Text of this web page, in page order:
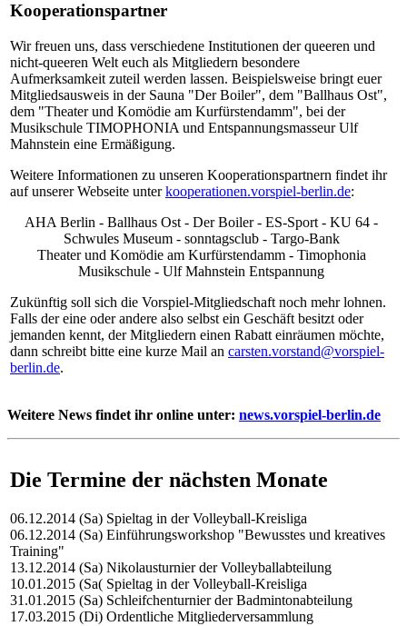
Kooperationspartner
Wir freuen uns, dass verschiedene Institutionen der queeren und
nicht-queeren Welt euch als Mitgliedern besondere
Aufmerksamkeit zuteil werden lassen. Beispielsweise bringt euer
Mitgliedsausweis in der Sauna "Der Boiler", dem "Ballhaus Ost",
dem "Theater und Komödie am Kurfürstendamm", bei der
Musikschule TIMOPHONIA und Entspannungsmasseur Ulf
Mahnstein eine Ermäßigung.
Weitere Informationen zu unseren Kooperationspartnern findet ihr
auf unserer Webseite unterkooperationen.vorspiel-berlin.de:
AHA Berlin - Ballhaus Ost - Der Boiler - ES-Sport - KU 64 -
Schwules Museum - sonntagsclub - Targo-Bank
Theater und Komödie am Kurfürstendamm - Timophonia
Musikschule - Ulf Mahnstein Entspannung
Zukünftig soll sich die Vorspiel-Mitgliedschaft noch mehr lohnen.
Falls der eine oder andere also selbst ein Geschäft besitzt oder
jemanden kennt, der Mitgliedern einen Rabatt einräumen möchte,
dann schreibt bitte eine kurze Mail an carsten.vorstand@vorspiel-
berlin.de.
Weitere News findet ihr online unter: news.vorspiel-berlin.de
Die Termine der nächsten Monate
06.12.2014 (Sa) Spieltag in der Volleyball-Kreisliga
06.12.2014 (Sa) Einführungsworkshop "Bewusstes und kreatives
Training"
13.12.2014 (Sa) Nikolausturnier der Volleyballabteilung
10.01.2015 (Sa( Spieltag in der Volleyball-Kreisliga
31.01.2015 (Sa) Schleifchenturnier der Badmintonabteilung
17.03.2015 (Di) Ordentliche Mitgliederversammlung